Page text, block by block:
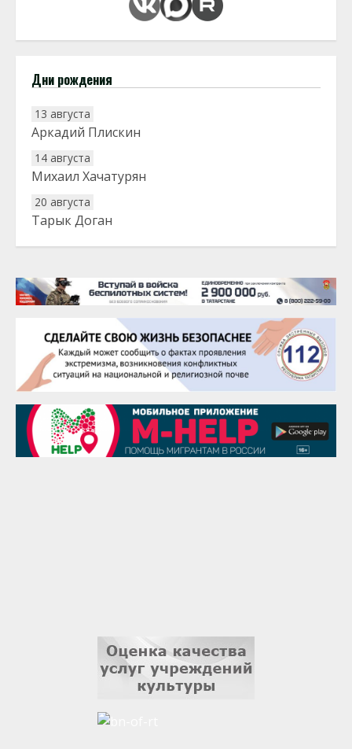
Дни рождения
13 августа
Аркадий Плискин
14 августа
Михаил Хачатурян
20 августа
Тарык Доган
22 августа
25 августа
Сэсэгма Бубеева
28 августа
Чингиз Мустафаев
29 августа
Надежда Рослова
1 сентября
Гали Хасанов